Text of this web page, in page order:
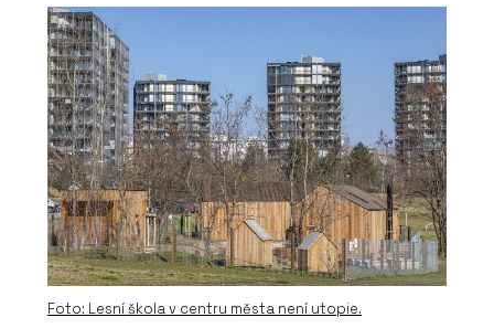
Foto: Lesní škola v centru města není utopie.